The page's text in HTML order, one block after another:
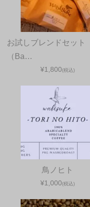
お試しブレンドセット
（Ba…
¥1,800(税込)
鳥ノヒト
¥1,000(税込)